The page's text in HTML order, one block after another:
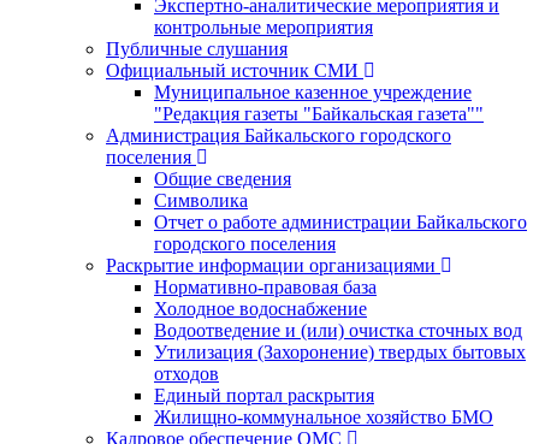
Экспертно-аналитические мероприятия и
контрольные мероприятия
Публичные слушания
Официальный источник СМИ
Муниципальное казенное учреждение
"Редакция газеты "Байкальская газета""
Администрация Байкальского городского
поселения
Общие сведения
Символика
Отчет о работе администрации Байкальского
городского поселения
Раскрытие информации организациями
Нормативно-правовая база
Холодное водоснабжение
Водоотведение и (или) очистка сточных вод
Утилизация (Захоронение) твердых бытовых
отходов
Единый портал раскрытия
Жилищно-коммунальное хозяйство БМО
Кадровое обеспечение ОМС